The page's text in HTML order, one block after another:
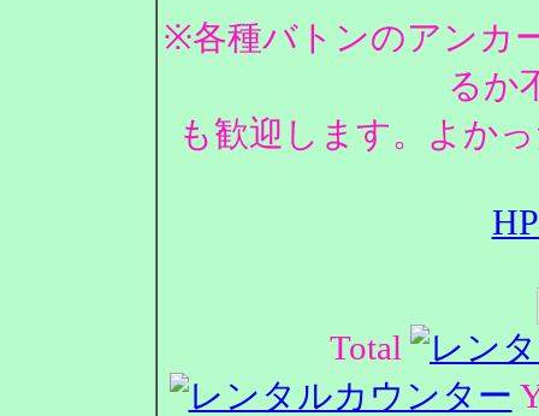
※各種バトンのアンカ
るか
も歓迎します。よか
Total